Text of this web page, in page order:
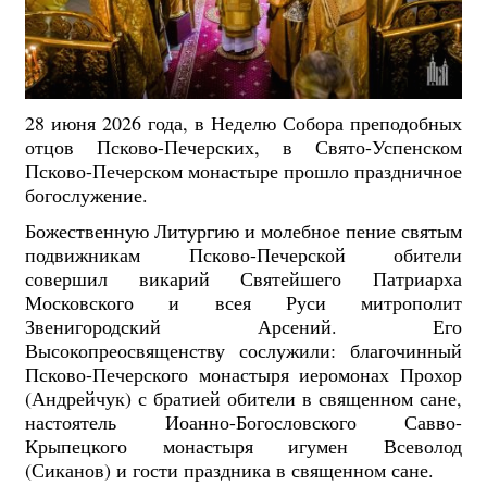
28 июня 2026 года, в Неделю Собора преподобных
отцов Псково-Печерских, в Свято-Успенском
Псково-Печерском монастыре прошло праздничное
богослужение.
Божественную Литургию и молебное пение святым
подвижникам Псково-Печерской обители
совершил викарий Святейшего Патриарха
Московского и всея Руси митрополит
Звенигородский Арсений. Его
Высокопреосвященству сослужили: благочинный
Псково-Печерского монастыря иеромонах Прохор
(Андрейчук) с братией обители в священном сане,
настоятель Иоанно-Богословского Савво-
Крыпецкого монастыря игумен Всеволод
(Сиканов) и гости праздника в священном сане.